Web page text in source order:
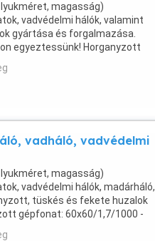
magasság)
vadvédelmi hálók, valamint
gyártása és forgalmazása.
egyeztessünk! Horganyzott
fm. Változás ...
vadháló, vadvédelmi
magasság)
vadvédelmi hálók, madárháló,
tüskés és fekete huzalok
gépfonat: 60x60/1,7/1000 -
...